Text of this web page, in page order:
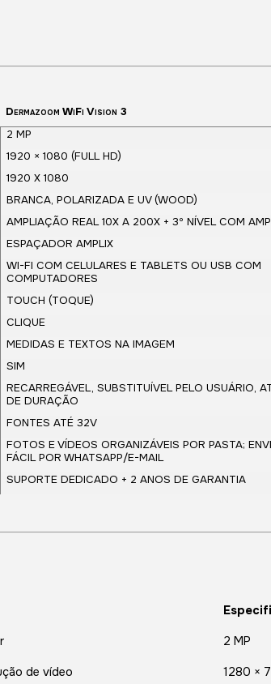
Dermazoom WiFi Vision 3
2 MP
1920 × 1080 (FULL HD)
1920 X 1080
BRANCA, POLARIZADA E UV (WOOD)
AMPLIAÇÃO REAL 10X A 200X + 3º NÍVEL COM
ESPAÇADOR AMPLIX
WI-FI COM CELULARES E TABLETS OU USB COM
COMPUTADORES
TOUCH (TOQUE)
CLIQUE
MEDIDAS E TEXTOS NA IMAGEM
SIM
RECARREGÁVEL, SUBSTITUÍVEL PELO USUÁRIO,
DE DURAÇÃO
FONTES ATÉ 32V
FOTOS E VÍDEOS ORGANIZÁVEIS POR PASTA;
FÁCIL POR WHATSAPP/E-MAIL
SUPORTE DEDICADO + 2 ANOS DE GARANTIA
2 MP
de vídeo 1280 ×